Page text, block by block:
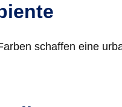
schaffen eine